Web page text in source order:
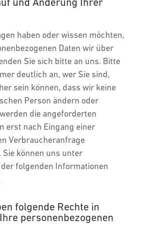
und Änderung Ihrer
haben oder wissen möchten,
Daten wir über
Sie sich bitte an uns. Bitte
deutlich an, wer Sie sind,
sein können, dass wir keine
Person ändern oder
die angeforderten
erst nach Eingang einer
Verbraucheranfrage
können uns unter
folgenden Informationen
folgende Rechte in
personenbezogenen